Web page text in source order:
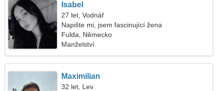
Isabel
27 let, Vodnář
Napište mi, jsem fascinující žena
Fulda, Německo
Manželství
Maximilian
32 let, Lev